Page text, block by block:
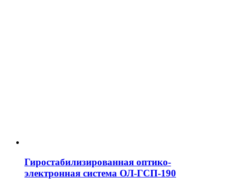
Гиростабилизированная оптико-
электронная система ОЛ-ГСП-190